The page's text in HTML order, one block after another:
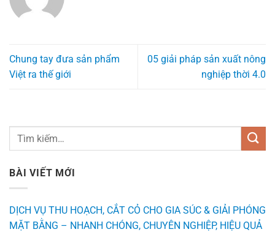
Chung tay đưa sản phẩm
Việt ra thế giới
05 giải pháp sản xuất nông
nghiệp thời 4.0
BÀI VIẾT MỚI
DỊCH VỤ THU HOẠCH, CẮT CỎ CHO GIA SÚC & GIẢI PHÓNG
MẶT BẰNG – NHANH CHÓNG, CHUYÊN NGHIỆP, HIỆU QUẢ